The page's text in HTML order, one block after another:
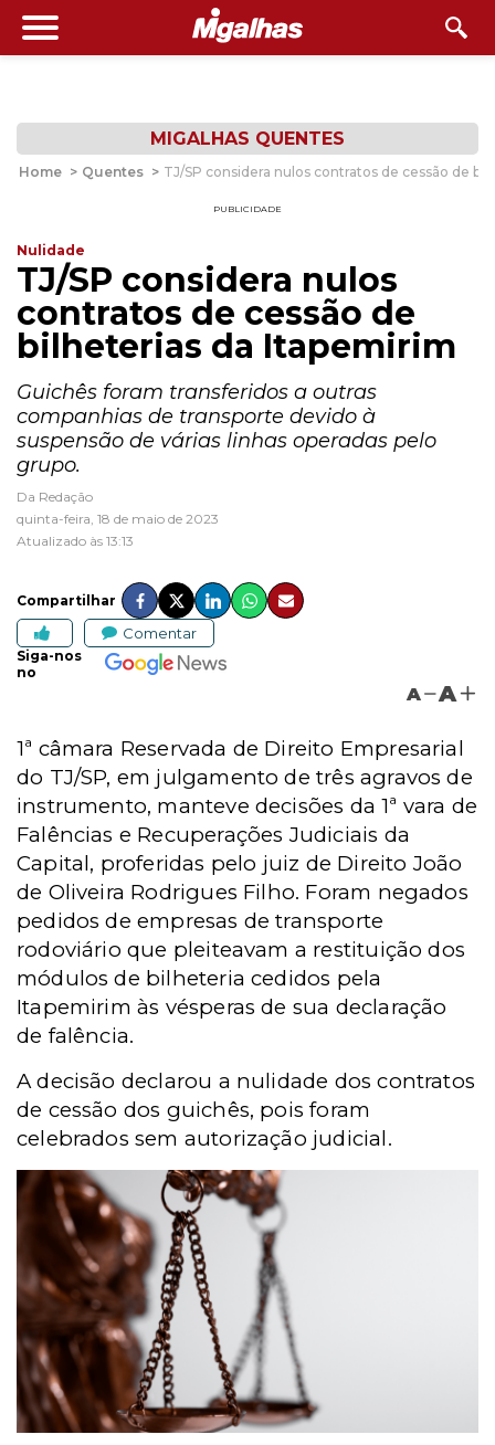
MIGALHAS QUENTES
Home > Quentes > TJ/SP considera nulos contratos de cessão de
PUBLICIDADE
Nulidade
TJ/SP considera nulos
contratos de cessão de
bilheterias da Itapemirim
Guichês foram transferidos a outras
companhias de transporte devido à
suspensão de várias linhas operadas pelo
grupo.
Da Redação
quinta-feira, 18 de maio de 2023
Atualizado às 13:13
Compartilhar
Comentar
Siga-nos
no
A A
1ª câmara Reservada de Direito Empresarial
do TJ/SP, em julgamento de três agravos de
instrumento, manteve decisões da 1ª vara de
Falências e Recuperações Judiciais da
Capital, proferidas pelo juiz de Direito João
de Oliveira Rodrigues Filho. Foram negados
pedidos de empresas de transporte
rodoviário que pleiteavam a restituição dos
módulos de bilheteria cedidos pela
Itapemirim às vésperas de sua declaração
de falência.
A decisão declarou a nulidade dos contratos
de cessão dos guichês, pois foram
celebrados sem autorização judicial.